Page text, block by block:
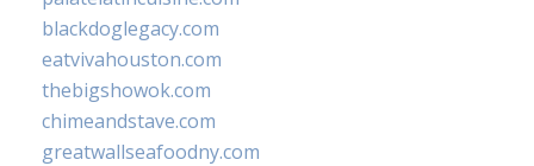
blackdoglegacy.com
eatvivahouston.com
thebigshowok.com
chimeandstave.com
greatwallseafoodny.com